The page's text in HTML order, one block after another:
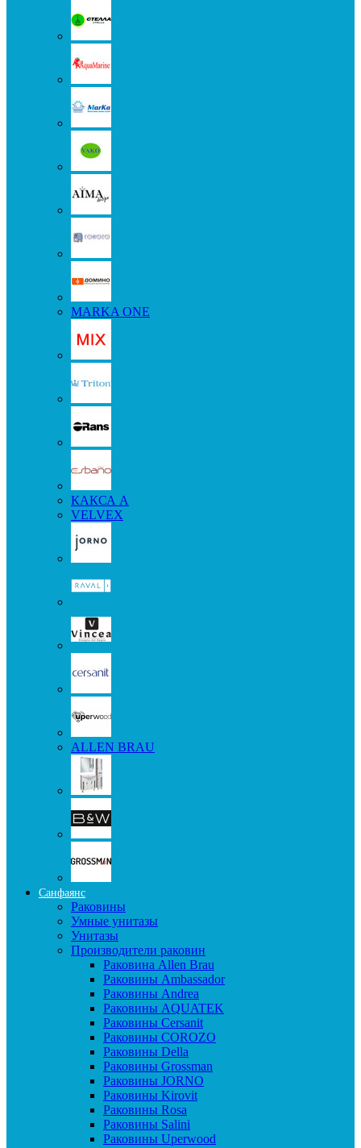
MARKA ONE
КАКСА А
VELVEX
ALLEN BRAU
Санфаянс
Раковины
Умные унитазы
Унитазы
Производители раковин
Раковина Allen Brau
Раковины Ambassador
Раковины Andrea
Раковины AQUATEK
Раковины Cersanit
Раковины COROZO
Раковины Della
Раковины Grossman
Раковины JORNO
Раковины Kirovit
Раковины Rosa
Раковины Salini
Раковины Uperwood